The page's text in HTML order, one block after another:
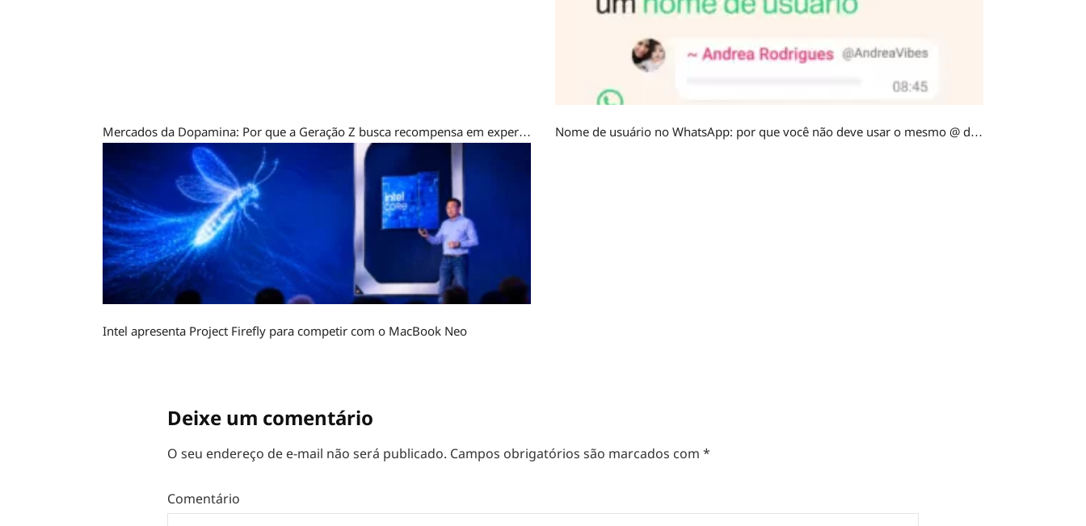
Mercados da Dopamina: Por que a Geração Z busca recompensa em experiências fictícias? Nome de usuário no WhatsApp: por que você não deve usar o mesmo @ do Instagram
Intel apresenta Project Firefly para competir com o MacBook Neo
Deixe um comentário
O seu endereço de e-mail não será publicado. Campos obrigatórios são marcados com *
Comentário